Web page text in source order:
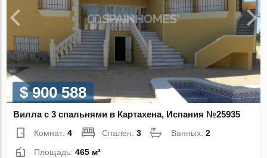
$ 900 588
Вилла с 3 спальнями в Картахена, Испания №25935
Комнат:4 Спален:3 Ванных:2
Площадь:465 м²